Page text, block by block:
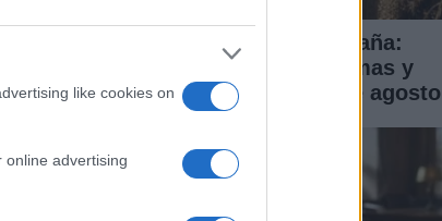
like cookies on
online advertising
Ola de calor en España:
temperaturas extremas y
alertas hasta el 2 de agosto